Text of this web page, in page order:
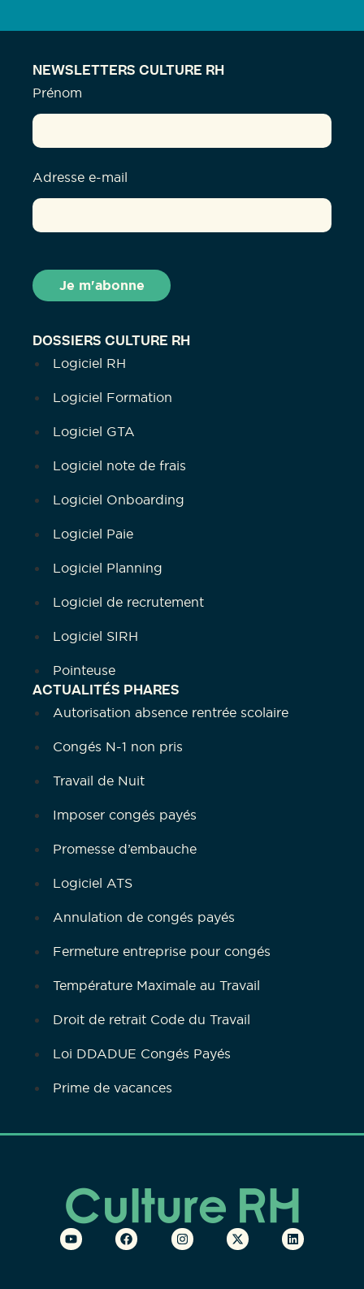
DOSSIERS CULTURE RH
Logiciel RH
Logiciel Formation
Logiciel GTA
Logiciel note de frais
Logiciel Onboarding
Logiciel Paie
Logiciel Planning
Logiciel de recrutement
Logiciel SIRH
Pointeuse
ACTUALITÉS PHARES
Autorisation absence rentrée scolaire
Congés N-1 non pris
Travail de Nuit
Imposer congés payés
Promesse d’embauche
Logiciel ATS
Annulation de congés payés
Fermeture entreprise pour congés
Température Maximale au Travail
Droit de retrait Code du Travail
Loi DDADUE Congés Payés
Prime de vacances
NEWSLETTERS CULTURE RH
Prénom
Adresse e-mail